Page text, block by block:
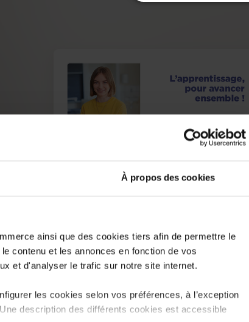
À propos des cookies
ainsi que des cookies tiers afin de permettre le
contenu et les annonces en fonction de vos
et d'analyser le trafic sur notre site internet.
les cookies selon vos préférences, à l’exception
description des différents cookies est accessible